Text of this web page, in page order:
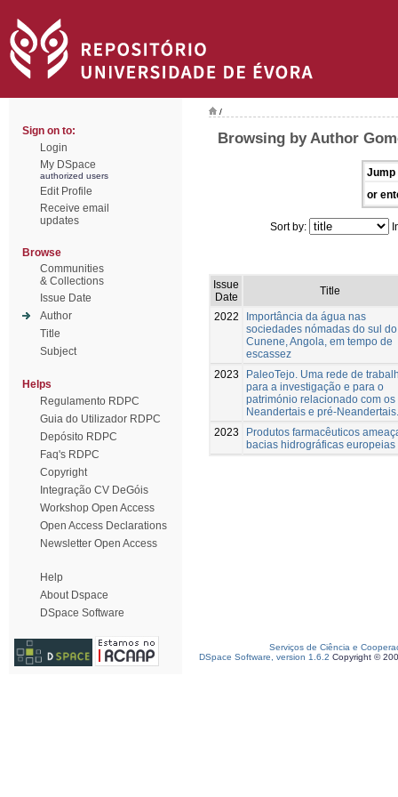
Sign on to:
Login
My DSpace
authorized users
Edit Profile
Receive email
updates
Browse
Communities
& Collections
Issue Date
Author
Title
Subject
Helps
Regulamento RDPC
Guia do Utilizador RDPC
Depósito RDPC
Faq's RDPC
Copyright
Integração CV DeGóis
Workshop Open Access
Open Access Declarations
Newsletter Open Access
Help
About Dspace
DSpace Software
/
Browsing by Author
Jump
or
Sort by:
Issue
Date
Title
2022
Importância da água nas
sociedades nómadas do sul do
Cunene, Angola, em tempo de
escassez
2023
PaleoTejo. Uma rede de
para a investigação e para o
património relacionado com os
Neandertais e pré-Neandertais.
2023
Produtos farmacêuticos
bacias hidrográficas europeias
Serviços de Ciência e
DSpace Software, version 1.6.2 Copyright ©